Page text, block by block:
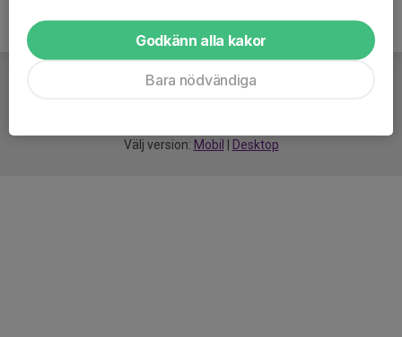
Välj version: Mobil Desktop
Godkänn alla kakor
Bara nödvändiga